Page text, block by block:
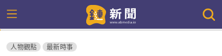
人物觀點 最新時事